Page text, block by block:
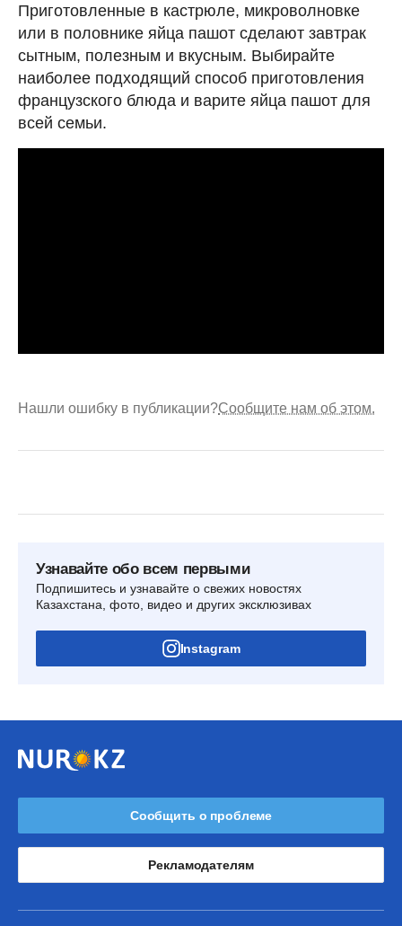
Приготовленные в кастрюле, микроволновке
или в половнике яйца пашот сделают завтрак
сытным, полезным и вкусным. Выбирайте
наиболее подходящий способ приготовления
французского блюда и варите яйца пашот для
всей семьи.
Нашли ошибку в публикации?Сообщите нам об этом.
Узнавайте обо всем первыми
Подпишитесь и узнавайте о свежих новостях
Казахстана, фото, видео и других эксклюзивах
Instagram
Сообщить о проблеме
Рекламодателям